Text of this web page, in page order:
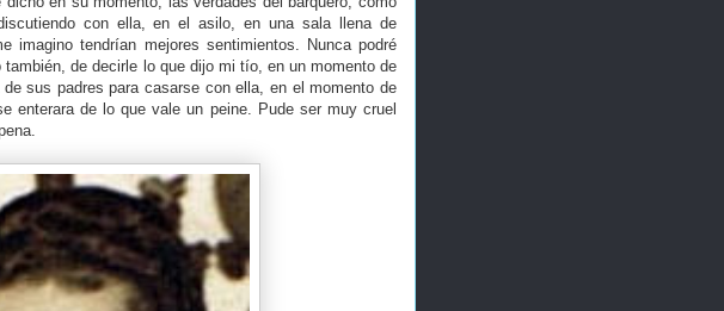
con ella, en el asilo, en una sala llena de
imagino tendrían mejores sentimientos. Nunca podré
de decirle lo que dijo mi tío, en un momento de
sus padres para casarse con ella, en el momento de
enterara de lo que vale un peine. Pude ser muy cruel